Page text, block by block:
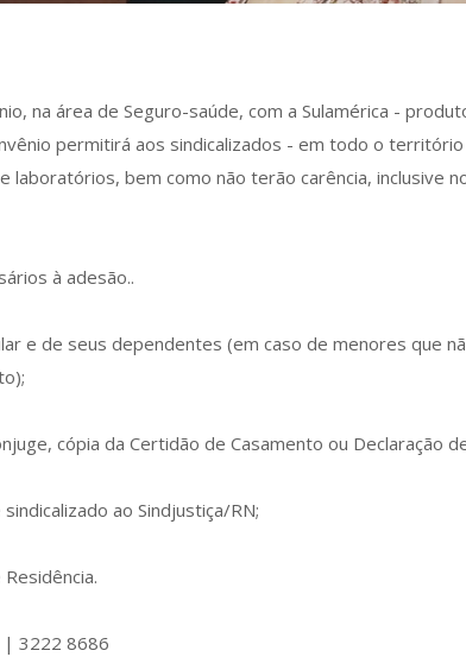
na área de Seguro-saúde, com a Sulamérica -
permitirá aos sindicalizados - em todo o
laboratórios, bem como não terão carência, inclusive
à adesão..
e de seus dependentes (em caso de menores que
cópia da Certidão de Casamento ou Declaração
ao Sindjustiça/RN;
| 3222 8686